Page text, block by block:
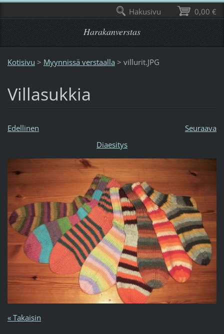
Harakanverstas
Kotisivu > Myynnissä verstaalla > villurit.JPG
Villasukkia
Edellinen
Seuraava
Diaesitys
« Takaisin
0,00 €
Hakusivu